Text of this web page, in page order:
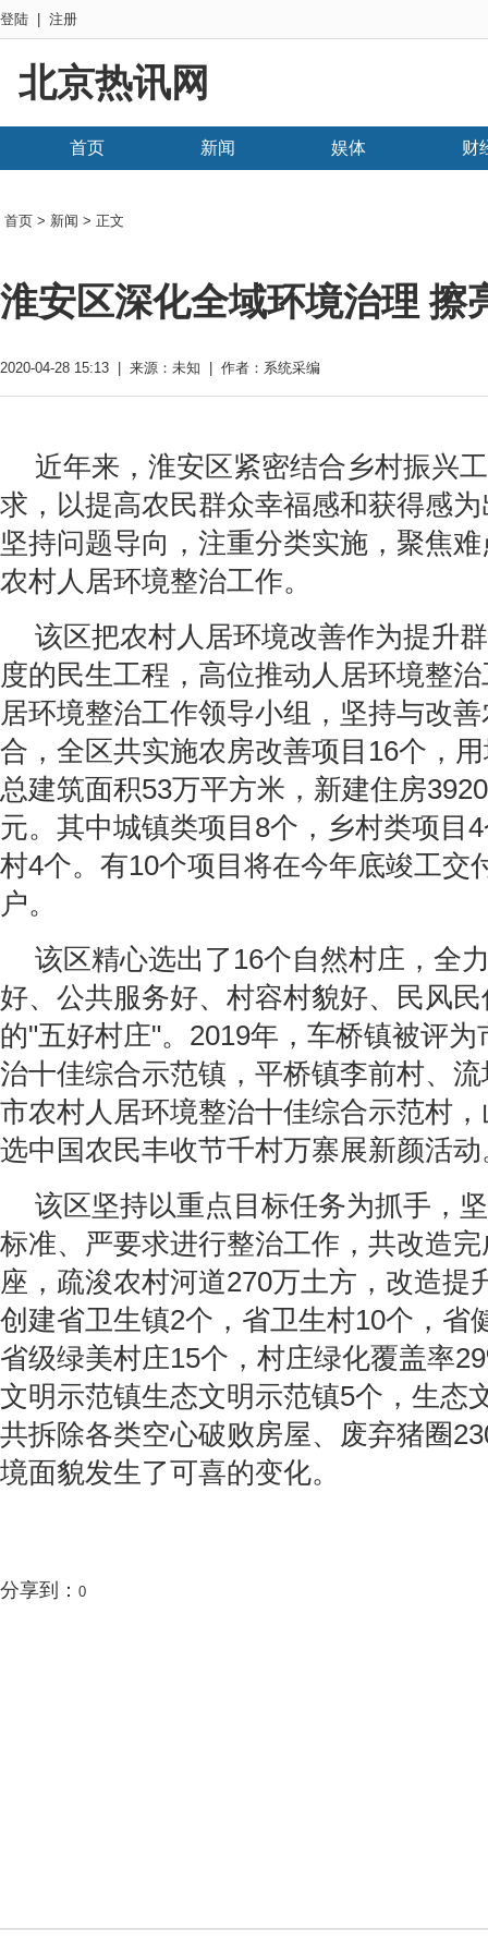
登陆 注册
北京热讯网
首页 新闻 娱体 财
首页 > 新闻 > 正文
淮安区深化全域环境治理 擦
2020-04-28 15:13 | 来源：未知 | 作者：系统采编
近年来，淮安区紧密结合乡村振兴
求，以提高农民群众幸福感和获得感
坚持问题导向，注重分类实施，聚焦
农村人居环境整治工作。
该区把农村人居环境改善作为提升
度的民生工程，高位推动人居环境整
居环境整治工作领导小组，坚持与改
合，全区共实施农房改善项目16个，
总建筑面积53万平方米，新建住房
元。其中城镇类项目8个，乡村类项目
村4个。有10个项目将在今年底竣工交
户。
该区精心选出了16个自然村庄，全
好、公共服务好、村容村貌好、民风
的"五好村庄"。2019年，车桥镇被评
治十佳综合示范镇，平桥镇李前村、
市农村人居环境整治十佳综合示范村
选中国农民丰收节千村万寨展新颜活动
该区坚持以重点目标任务为抓手，
标准、严要求进行整治工作，共改造
座，疏浚农村河道270万土方，改造提
创建省卫生镇2个，省卫生村10个，省
省级绿美村庄15个，村庄绿化覆盖率
文明示范镇生态文明示范镇5个，生态
共拆除各类空心破败房屋、废弃猪圈
境面貌发生了可喜的变化。
分享到： 0